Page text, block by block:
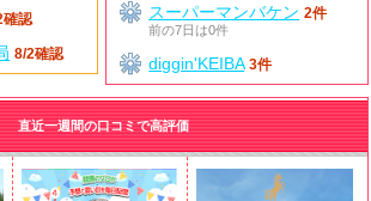
スーパーマンバケン 2件
前の7日は0件
diggin'KEIBA 3件
確認
8/2確認
直近一週間の口コミで高評価